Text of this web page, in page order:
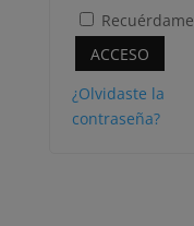
Recuérdame
ACCESO
¿Olvidaste la
contraseña?